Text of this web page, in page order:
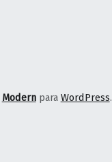
Modernpara WordPress.